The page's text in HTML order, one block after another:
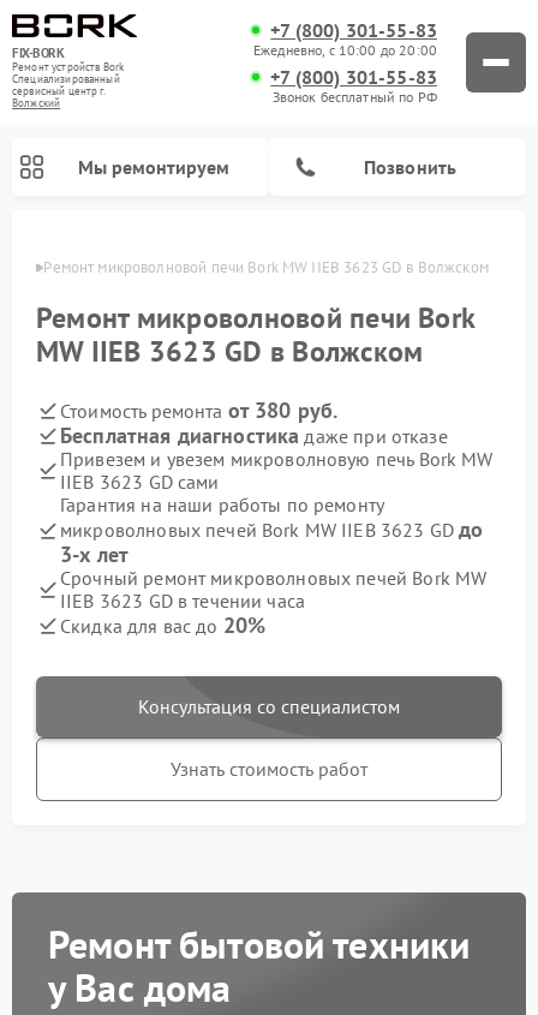
FIX-BORK
Ремонт устройств Bork
Специализированный
cервисный центр г.
Волжский
+7 (800) 301-55-83
Ежедневно, с 10:00 до 20:00
+7 (800) 301-55-83
Звонок бесплатный по РФ
Мы ремонтируем Позвонить
Ремонт микроволновой печи Bork MW IIEB 3623 GD в Волжском
Ремонт микроволновой печи Bork
MW IIEB 3623 GD в Волжском
Стоимость ремонта от 380 руб.
Бесплатная диагностика даже при отказе
Привезем и увезем микроволновую печь Bork MW
IIEB 3623 GD сами
Гарантия на наши работы по ремонту
микроволновых печей Bork MW IIEB 3623 GDдо
3-х лет
Срочный ремонт микроволновых печей Bork MW
IIEB 3623 GD в течении часа
Скидка для вас до 20%
Консультация со специалистом
Узнать стоимость работ
Ремонт бытовой техники
у Вас дома